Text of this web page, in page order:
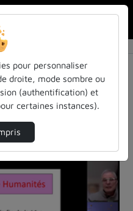
de vues
pour personnaliser
droite, mode sombre ou
(authentification) et
certaines instances).